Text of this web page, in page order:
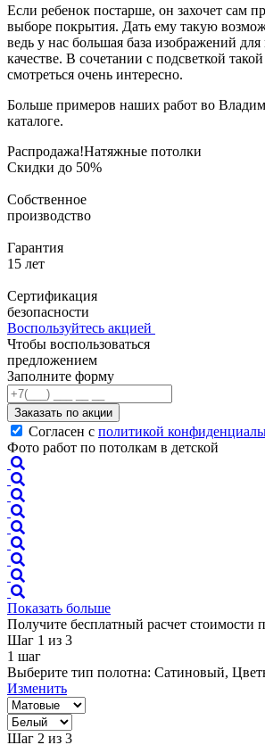
Если ребенок постарше, он захочет сам
выборе покрытия. Дать ему такую
ведь у нас большая база изображений
качестве. В сочетании с подсветкой
смотреться очень интересно.
Больше примеров наших работ во
каталоге.
Распродажа!Натяжные потолки
Скидки до 50%
Собственное
производство
Гарантия
15 лет
Сертификация
безопасности
Воспользуйтесь акцией
Чтобы воспользоваться
предложением
Заполните форму
Заказать по акции
Согласен с политикой
Фото работ по потолкам в детской
Показать больше
Получите бесплатный расчет стоимости
Шаг 1 из 3
1 шаг
Выберите тип полотна: Сатиновый,
Изменить
Шаг 2 из 3